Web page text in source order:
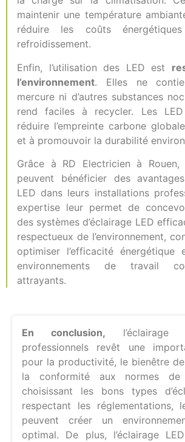
maintenir une température
réduire les coûts
refroidissement.
Enfin, l’utilisation des LED est
l’environnement. Elles ne
mercure ni d’autres substances
rend faciles à recycler. Les
réduire l’empreinte carbone
et à promouvoir la durabilité
Grâce à RD Electricien à Rouen,
peuvent bénéficier des
LED dans leurs installations
expertise leur permet de
des systèmes d’éclairage LED
respectueux de l’environnement,
optimiser l’efficacité
environnements de travail
attrayants.
En conclusion, l’éclairage
professionnels revêt une
pour la productivité, le bienêtre
la conformité aux normes de
choisissant les bons types
respectant les réglementations,
peuvent créer un
optimal. De plus, l’éclairage